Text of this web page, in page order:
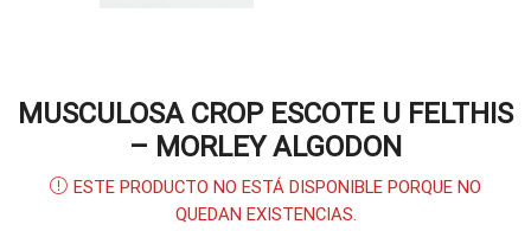
MUSCULOSA CROP ESCOTE U FELTHIS
– MORLEY ALGODON
ESTE PRODUCTO NO ESTÁ DISPONIBLE PORQUE NO
QUEDAN EXISTENCIAS.